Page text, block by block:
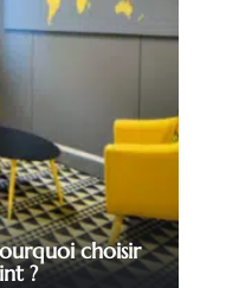
choisir
?